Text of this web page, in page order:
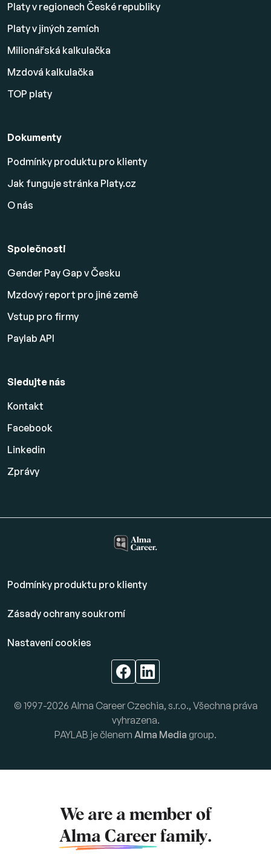
Platy v regionech České republiky
Platy v jiných zemích
Milionářská kalkulačka
Mzdová kalkulačka
TOP platy
Dokumenty
Podmínky produktu pro klienty
Jak funguje stránka Platy.cz
O nás
Společnosti
Gender Pay Gap v Česku
Mzdový report pro jiné země
Vstup pro firmy
Paylab API
Sledujte nás
Kontakt
Facebook
Linkedin
Zprávy
Podmínky produktu pro klienty
Zásady ochrany soukromí
Nastavení cookies
© 1997-2026 Alma Career Czechia, s.r.o., Všechna práva
vyhrazena.
PAYLAB je členem Alma Media group.
We are a member of
Alma Career family.